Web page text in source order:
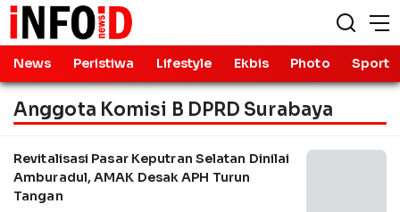
News Peristiwa Lifestyle Ekbis Photo Sport
Anggota Komisi B DPRD Surabaya
Revitalisasi Pasar Keputran Selatan Dinilai
Amburadul, AMAK Desak APH Turun
Tangan